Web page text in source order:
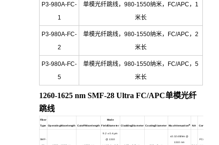
P3-980A-FC-
1
单模光纤跳线，980-1550纳米，FC/APC，1
米长
P3-980A-FC-
2
单模光纤跳线，980-1550纳米，FC/APC，2
米长
P3-980A-FC-
5
单模光纤跳线，980-1550纳米，FC/APC，5
米长
1260-1625 nm SMF-28 Ultra FC/APC单模光纤
跳线
Fiber
Type
OperatingWavelength CutoffWavelength
Mode
FieldDiameter CladdingDiameter CoatingDiameter MaxAttenuationa NA Connectors
SMF-
9.2 ± 0.4 µm
@ 1310
≤0.32 dB/km @
1310 nm
FC/APC 2.0